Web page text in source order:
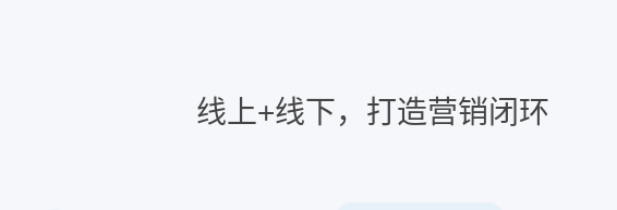
线上+线下，打造营销闭环